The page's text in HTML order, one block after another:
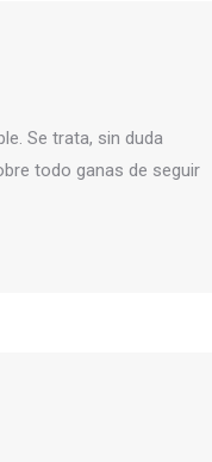
Se trata, sin duda
todo ganas de seguir